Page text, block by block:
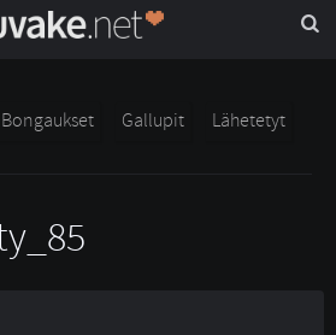
Bongaukset Gallupit
Lähetetyt